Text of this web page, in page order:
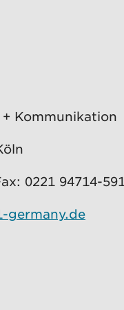
Kommunikation
0221 94714-
germany.de